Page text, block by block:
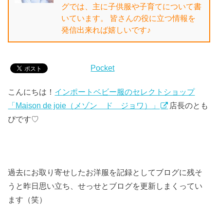
グでは、主に子供服や子育てについて書
いています。 皆さんの役に立つ情報を
発信出来れば嬉しいです♪
Pocket
こんにちは！ インポートベビー服のセレクトショップ
「Maison de joie（メゾン ド ジョワ）」
店長のとも
ぴです♡
過去にお取り寄せしたお洋服を記録としてブログに残そ
うと昨日思い立ち、せっせとブログを更新しまくってい
ます（笑）